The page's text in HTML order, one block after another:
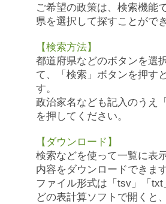
ご希望の政策は、検索機能
県を選択して探すことがで
【検索方法】
都道府県などのボタンを選
て、「検索」ボタンを押す
す。
政治家名なども記入のうえ
を押してください。
【ダウンロード】
検索などを使って一覧に表
内容をダウンロードできます
ファイル形式は「tsv」「txt
どの表計算ソフトで開くと